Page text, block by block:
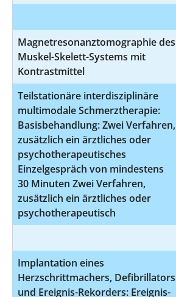
Magnetresonanztomographie des
Muskel-Skelett-Systems mit
Kontrastmittel
Teilstationäre interdisziplinäre
multimodale Schmerztherapie:
Basisbehandlung: Zwei Verfahren,
zusätzlich ein ärztliches oder
psychotherapeutisches
Einzelgespräch von mindestens
30 Minuten Zwei Verfahren,
zusätzlich ein ärztliches oder
psychotherapeutisch
Implantation eines
Herzschrittmachers, Defibrillators
und Ereignis-Rekorders: Ereignis-